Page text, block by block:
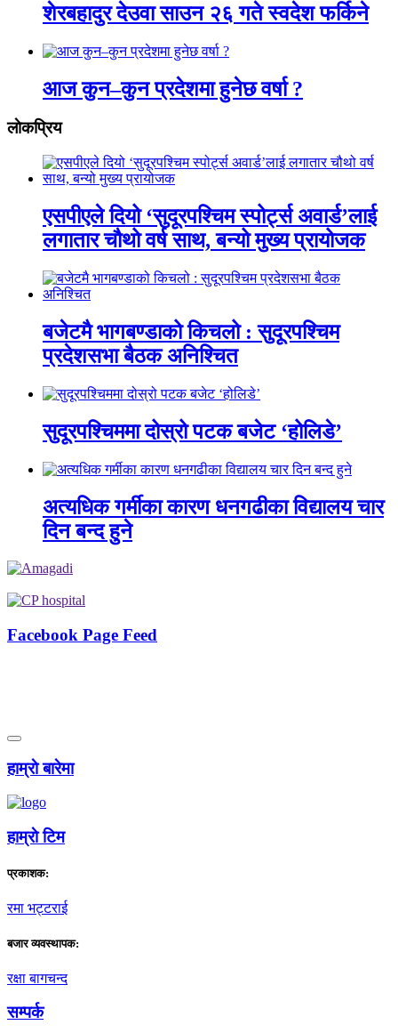
शेरबहादुर देउवा साउन २६ गते स्वदेश फर्किने
आज कुन–कुन प्रदेशमा हुनेछ वर्षा ?
लाेकप्रिय
एसपीएले दियो ‘सुदूरपश्चिम स्पोर्ट्स अवार्ड’लाई
लगातार चौथो वर्ष साथ, बन्यो मुख्य प्रायोजक
बजेटमै भागबण्डाको किचलो : सुदूरपश्चिम
प्रदेशसभा बैठक अनिश्चित
सुदूरपश्चिममा दोस्रो पटक बजेट ‘होलिडे’
अत्यधिक गर्मीका कारण धनगढीका विद्यालय चार
दिन बन्द हुने
Facebook Page Feed
हाम्राे बारेमा
हाम्राे टिम
प्रकाशक:
रमा भट्टराई
बजार व्यवस्थापक:
रक्षा बागचन्द
सम्पर्क